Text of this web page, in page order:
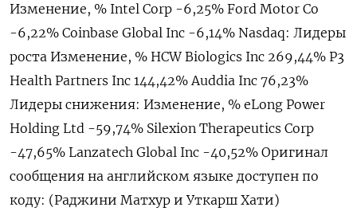
Изменение, % Intel Corp -6,25% Ford Motor Co
-6,22% Coinbase Global Inc -6,14% Nasdaq: Лидеры
роста Изменение, % HCW Biologics Inc 269,44% P3 ​
Health Partners Inc 144,⁠42% Auddia Inc 76,23%
Лидеры снижения: Изменение, % eLong Power
Holding Ltd -59,‌74% Silexion Therapeutics Corp
-47,65% Lanzatech Global ‌Inc -40,52% Оригинал
сообщения на английском ​языке доступен по
коду: (Раджини ‌Матхур и Уткарш Хати)